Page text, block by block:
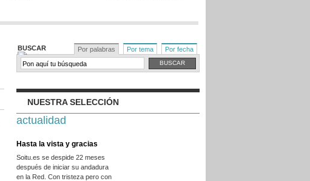
BUSCAR Por palabras Por tema Por fecha
NUESTRA SELECCIÓN
actualidad
Hasta la vista y gracias
Soitu.es se despide 22 meses
después de iniciar su andadura
en la Red. Con tristeza pero con